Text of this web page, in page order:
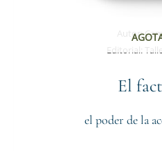
Autor:
Editorial:
El
el poder de la